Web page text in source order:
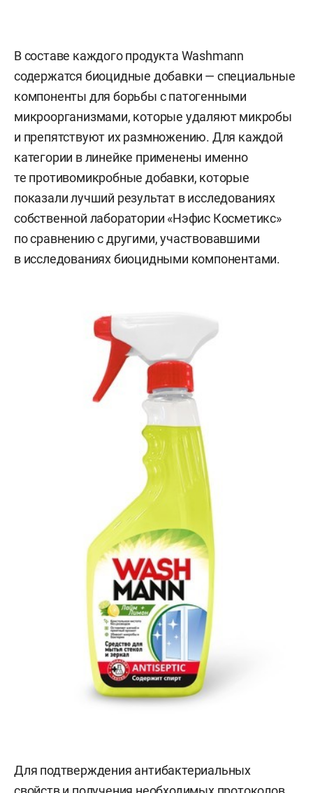
В составе каждого продукта Washmann
содержатся биоцидные добавки — специальные
компоненты для борьбы с патогенными
микроорганизмами, которые удаляют микробы
и препятствуют их размножению. Для каждой
категории в линейке применены именно
те противомикробные добавки, которые
показали лучший результат в исследованиях
собственной лаборатории «Нэфис Косметикс»
по сравнению с другими, участвовавшими
в исследованиях биоцидными компонентами.
Для подтверждения антибактериальных